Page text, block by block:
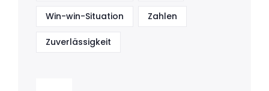
Win-win-Situation Zahlen
Zuverlässigkeit